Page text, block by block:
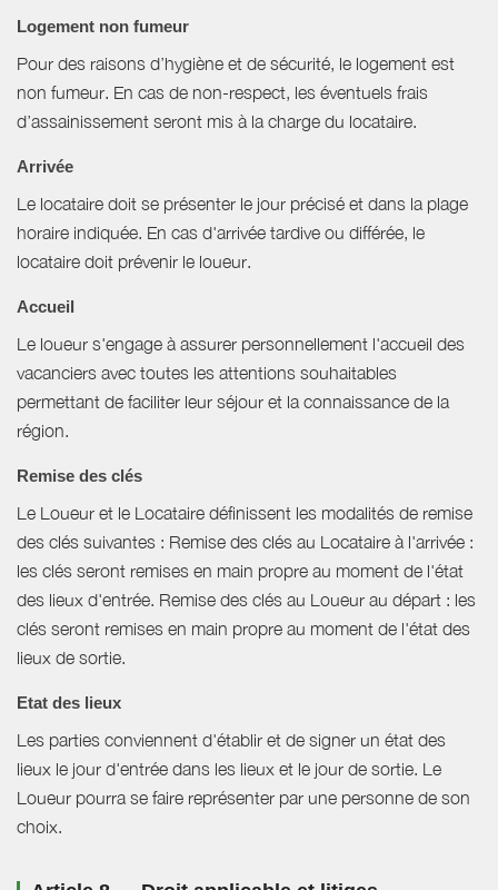
Logement non fumeur
Pour des raisons d’hygiène et de sécurité, le logement est
non fumeur. En cas de non-respect, les éventuels frais
d’assainissement seront mis à la charge du locataire.
Arrivée
Le locataire doit se présenter le jour précisé et dans la plage
horaire indiquée. En cas d'arrivée tardive ou différée, le
locataire doit prévenir le loueur.
Accueil
Le loueur s'engage à assurer personnellement l'accueil des
vacanciers avec toutes les attentions souhaitables
permettant de faciliter leur séjour et la connaissance de la
région.
Remise des clés
Le Loueur et le Locataire définissent les modalités de remise
des clés suivantes : Remise des clés au Locataire à l'arrivée :
les clés seront remises en main propre au moment de l'état
des lieux d'entrée. Remise des clés au Loueur au départ : les
clés seront remises en main propre au moment de l'état des
lieux de sortie.
Etat des lieux
Les parties conviennent d'établir et de signer un état des
lieux le jour d'entrée dans les lieux et le jour de sortie. Le
Loueur pourra se faire représenter par une personne de son
choix.